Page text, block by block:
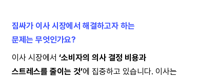
짐싸가 이사 시장에서 해결하고자 하는
문제는 무엇인가요?
이사 시장에서 ‘소비자의 의사 결정 비용과
스트레스를 줄이는 것’에 집중하고 있습니다. 이사는